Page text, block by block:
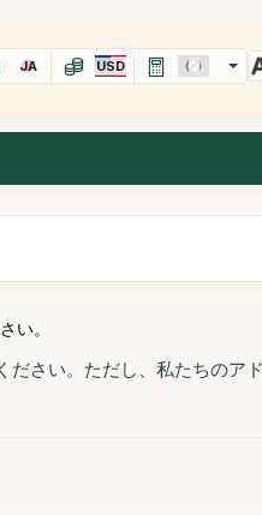
JA USD
い。
さい。ただし、私たちのア